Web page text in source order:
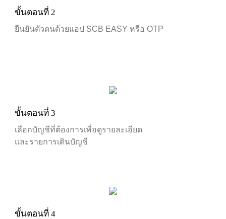
ขั้นตอนที่ 2
ยืนยันตัวตนด้วยแอป SCB EASY หรือ OTP
ขั้นตอนที่ 3
เลือกบัญชีที่ต้องการเพื่อดูรายละเอียด
และรายการเดินบัญชี
ขั้นตอนที่ 4